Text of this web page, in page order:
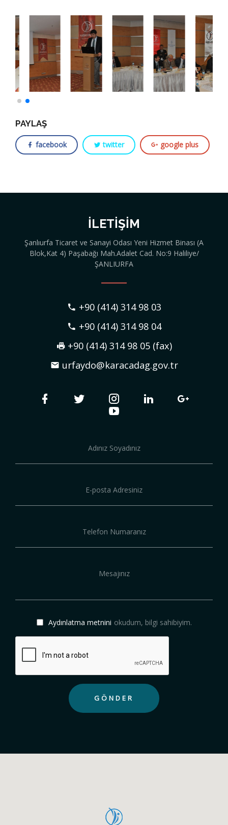
PAYLAŞ
facebook twitter google plus
İLETIŞIM
Şanlıurfa Ticaret ve Sanayi Odası Yeni Hizmet Binası (A
Blok,Kat 4) Paşabağı Mah.Adalet Cad. No:9 Haliliye/
ŞANLIURFA
+90 (414) 314 98 03
+90 (414) 314 98 04
+90 (414) 314 98 05 (fax)
urfaydo@karacadag.gov.tr
Aydınlatma metnini okudum, bilgi sahibiyim.
GÖNDER